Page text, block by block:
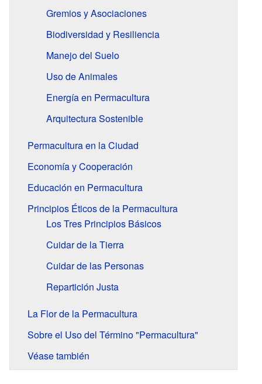
Gremios y Asociaciones
Biodiversidad y Resiliencia
Manejo del Suelo
Uso de Animales
Energía en Permacultura
Arquitectura Sostenible
Permacultura en la Ciudad
Economía y Cooperación
Educación en Permacultura
Principios Éticos de la Permacultura
Los Tres Principios Básicos
Cuidar de la Tierra
Cuidar de las Personas
Repartición Justa
La Flor de la Permacultura
Sobre el Uso del Término "Permacultura"
Véase también